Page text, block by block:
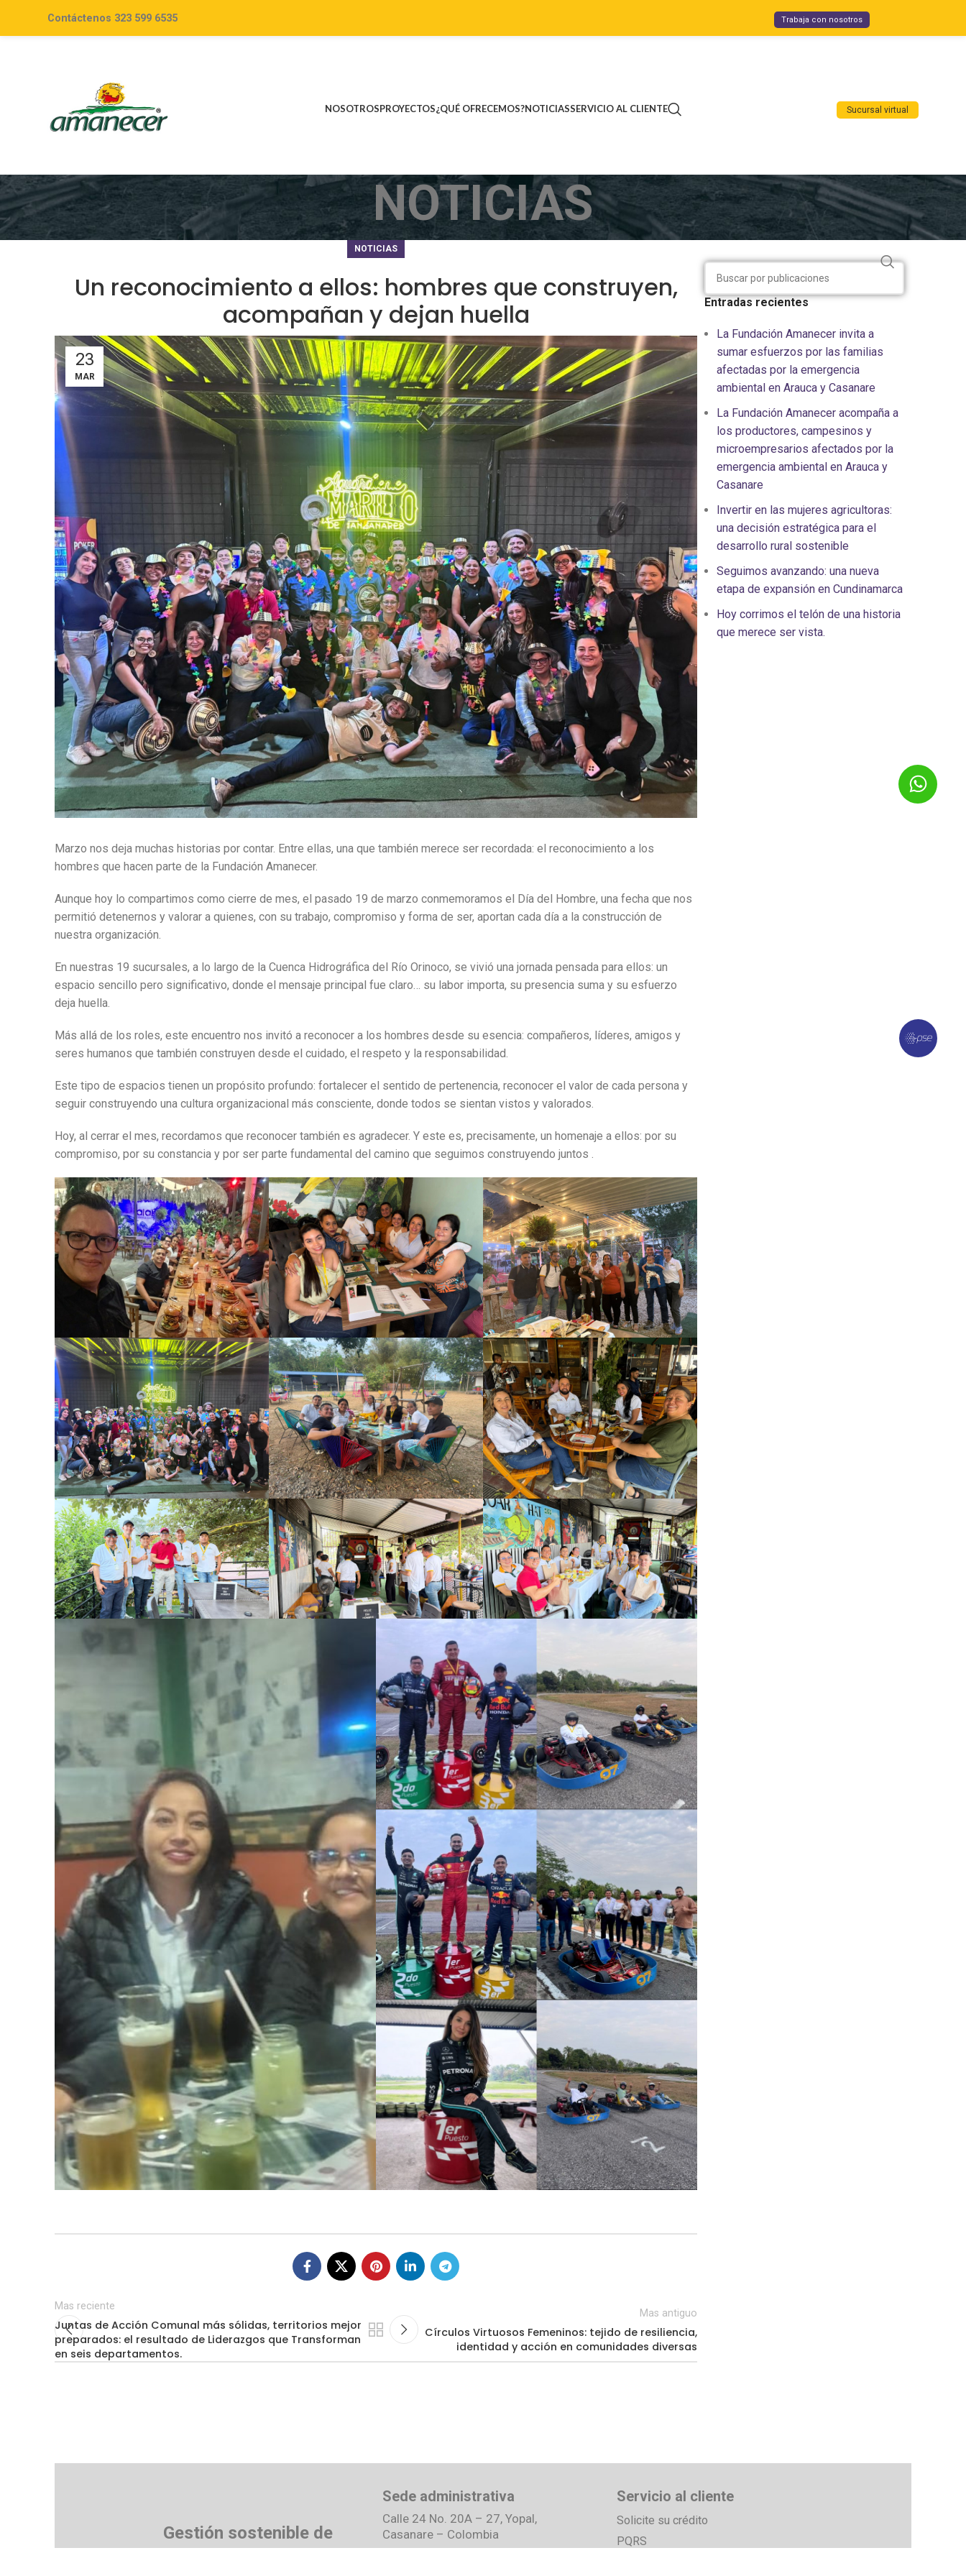
Contáctenos 323 599 6535 Trabaja con nosotros
NOSOTROSPROYECTOS¿QUÉ OFRECEMOS?NOTICIASSERVICIO AL CLIENTE Sucursal virtual
NOTICIAS
NOTICIAS
Un reconocimiento a ellos: hombres que construyen,
acompañan y dejan huella
23
MAR
Marzo nos deja muchas historias por contar. Entre ellas, una que también merece ser recordada: el reconocimiento a los
hombres que hacen parte de la Fundación Amanecer.
Aunque hoy lo compartimos como cierre de mes, el pasado 19 de marzo conmemoramos el Día del Hombre, una fecha que nos
permitió detenernos y valorar a quienes, con su trabajo, compromiso y forma de ser, aportan cada día a la construcción de
nuestra organización.
En nuestras 19 sucursales, a lo largo de la Cuenca Hidrográfica del Río Orinoco, se vivió una jornada pensada para ellos: un
espacio sencillo pero significativo, donde el mensaje principal fue claro… su labor importa, su presencia suma y su esfuerzo
deja huella.
Más allá de los roles, este encuentro nos invitó a reconocer a los hombres desde su esencia: compañeros, líderes, amigos y
seres humanos que también construyen desde el cuidado, el respeto y la responsabilidad.
Este tipo de espacios tienen un propósito profundo: fortalecer el sentido de pertenencia, reconocer el valor de cada persona y
seguir construyendo una cultura organizacional más consciente, donde todos se sientan vistos y valorados.
Hoy, al cerrar el mes, recordamos que reconocer también es agradecer. Y este es, precisamente, un homenaje a ellos: por su
compromiso, por su constancia y por ser parte fundamental del camino que seguimos construyendo juntos .
Mas reciente
Juntas de Acción Comunal más sólidas, territorios mejor
preparados: el resultado de Liderazgos que Transforman
en seis departamentos.
Mas antiguo
Círculos Virtuosos Femeninos: tejido de resiliencia,
identidad y acción en comunidades diversas
Entradas recientes
La Fundación Amanecer invita a
sumar esfuerzos por las familias
afectadas por la emergencia
ambiental en Arauca y Casanare
La Fundación Amanecer acompaña a
los productores, campesinos y
microempresarios afectados por la
emergencia ambiental en Arauca y
Casanare
Invertir en las mujeres agricultoras:
una decisión estratégica para el
desarrollo rural sostenible
Seguimos avanzando: una nueva
etapa de expansión en Cundinamarca
Hoy corrimos el telón de una historia
que merece ser vista.
Gestión sostenible de
Sede administrativa
Calle 24 No. 20A – 27, Yopal,
Casanare – Colombia
Servicio al cliente
Solicite su crédito
PQRS